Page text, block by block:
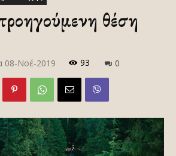
θέση
08-Νοέ-2019 93 0